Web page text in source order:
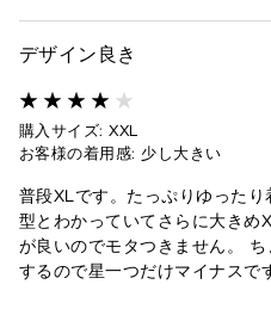
デザイン良き
購入サイズ: XXL
お客様の着用感: 少し大きい
普段XLです。たっぷりゆった
型とわかっていてさらに大きめ
が良いのでモタつきません。
するので星一つだけマイナスで